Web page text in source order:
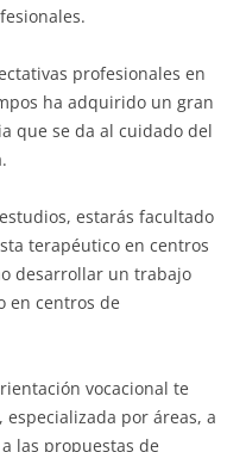
profesionales en
ha adquirido un gran
que se da al cuidado del
estarás facultado
terapéutico en centros
desarrollar un trabajo
en centros de
vocacional te
, especializada por áreas, a
las propuestas de